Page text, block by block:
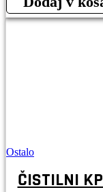
Ostalo
ČISTILNI